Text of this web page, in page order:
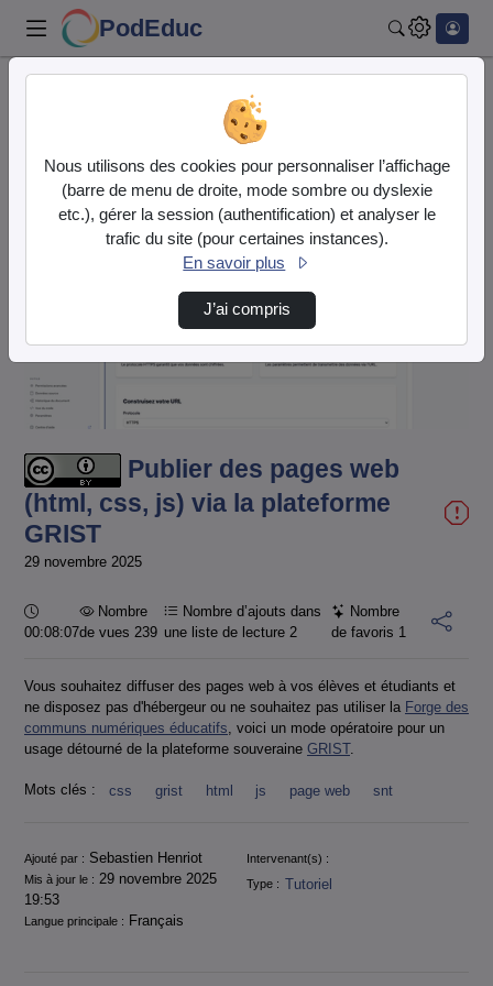
PodEduc
Publier des pages web (html, css, js) via la…
Lire
Publier des pages web
(html, css, js) via la plateforme
GRIST
29 novembre 2025
Durée :
00:08:07
Nombre
de vues 239
Nombre d’ajouts dans
une liste de lecture2
Nombre
de favoris 1
Vous souhaitez diffuser des pages web à vos élèves et étudiants et
ne disposez pas d'hébergeur ou ne souhaitez pas utiliser la Forge des
communs numériques éducatifs , voici un mode opératoire pour un
usage détourné de la plateforme souveraine GRIST.
Mots clés : css grist html js page web snt
Informations
Ajouté par : Sebastien Henriot
Intervenant(s) :
Mis à jour le : 29 novembre 2025
19:53
Type : Tutoriel
Langue principale : Français
Nous utilisons des cookies pour personnaliser l’affichage
(barre de menu de droite, mode sombre ou dyslexie
etc.), gérer la session (authentification) et analyser le
trafic du site (pour certaines instances).
En savoir plus
J’ai compris